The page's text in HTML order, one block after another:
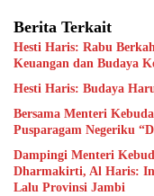
Berita Terkait
Hesti Haris: Rabu
Keuangan dan Budaya
Hesti Haris: Budaya
Bersama Menteri
Pusparagam Negeriku
Dampingi Menteri
Dharmakirti, Al Haris:
Lalu Provinsi Jambi